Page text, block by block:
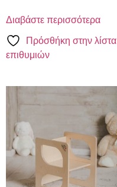
Διαβάστε περισσότερα
Πρόσθήκη στην λίστα
επιθυμιών